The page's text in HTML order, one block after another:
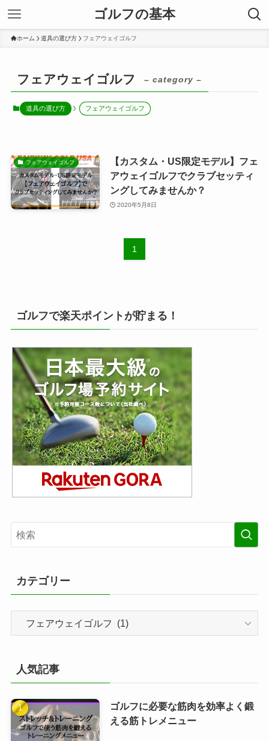
ゴルフの基本
ホーム 道具の選び方 フェアウェイゴルフ
フェアウェイゴルフ – category –
道具の選び方 フェアウェイゴルフ
フェアウェイゴルフ
【カスタム・US限定モデル】フェ
アウェイゴルフでクラブセッティ
ングしてみませんか？
2020年5月8日
1
ゴルフで楽天ポイントが貯まる！
カテゴリー
ー
人気記事
ゴルフに必要な筋肉を効率よく鍛
える筋トレメニュー